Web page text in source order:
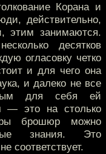
Корана и
действительно,
этим занимаются.
десятков
огласовку четко
и для чего она
и далеко не все
для себя ей
— это на столько
брошюр можно
знания. Это
соответствует.